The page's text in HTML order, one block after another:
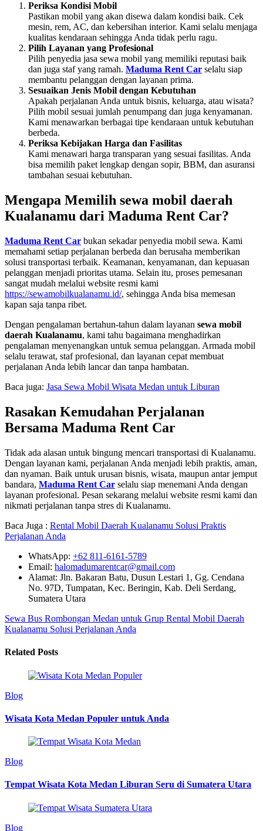
Periksa Kondisi Mobil
Pastikan mobil yang akan disewa dalam kondisi baik. Cek
mesin, rem, AC, dan kebersihan interior. Kami selalu menjaga
kualitas kendaraan sehingga Anda tidak perlu ragu.
Pilih Layanan yang Profesional
Pilih penyedia jasa sewa mobil yang memiliki reputasi baik
dan juga staf yang ramah. Maduma Rent Car selalu siap
membantu pelanggan dengan layanan prima.
Sesuaikan Jenis Mobil dengan Kebutuhan
Apakah perjalanan Anda untuk bisnis, keluarga, atau wisata?
Pilih mobil sesuai jumlah penumpang dan juga kenyamanan.
Kami menawarkan berbagai tipe kendaraan untuk kebutuhan
berbeda.
Periksa Kebijakan Harga dan Fasilitas
Kami menawari harga transparan yang sesuai fasilitas. Anda
bisa memilih paket lengkap dengan sopir, BBM, dan asuransi
tambahan sesuai kebutuhan.
Mengapa Memilih sewa mobil daerah
Kualanamu dari Maduma Rent Car?
Maduma Rent Car bukan sekadar penyedia mobil sewa. Kami
memahami setiap perjalanan berbeda dan berusaha memberikan
solusi transportasi terbaik. Keamanan, kenyamanan, dan kepuasan
pelanggan menjadi prioritas utama. Selain itu, proses pemesanan
sangat mudah melalui website resmi kami
https://sewamobilkualanamu.id/, sehingga Anda bisa memesan
kapan saja tanpa ribet.
Dengan pengalaman bertahun-tahun dalam layanan sewa mobil
daerah Kualanamu, kami tahu bagaimana menghadirkan
pengalaman menyenangkan untuk semua pelanggan. Armada mobil
selalu terawat, staf profesional, dan layanan cepat membuat
perjalanan Anda lebih lancar dan tanpa hambatan.
Baca juga: Jasa Sewa Mobil Wisata Medan untuk Liburan
Rasakan Kemudahan Perjalanan
Bersama Maduma Rent Car
Tidak ada alasan untuk bingung mencari transportasi di Kualanamu.
Dengan layanan kami, perjalanan Anda menjadi lebih praktis, aman,
dan nyaman. Baik untuk urusan bisnis, wisata, maupun antar jemput
bandara, Maduma Rent Car selalu siap menemani Anda dengan
layanan profesional. Pesan sekarang melalui website resmi kami dan
nikmati perjalanan tanpa stres di Kualanamu.
Baca Juga : Rental Mobil Daerah Kualanamu Solusi Praktis
Perjalanan Anda
WhatsApp: +62 811-6161-5789
Email: halomadumarentcar@gmail.com
Alamat: Jln. Bakaran Batu, Dusun Lestari 1, Gg. Cendana
No. 97D, Tumpatan, Kec. Beringin, Kab. Deli Serdang,
Sumatera Utara
Sewa Bus Rombongan Medan untuk Grup Rental Mobil Daerah
Kualanamu Solusi Perjalanan Anda
Related Posts
Blog
Wisata Kota Medan Populer untuk Anda
Blog
Tempat Wisata Kota Medan Liburan Seru di Sumatera Utara
Blog